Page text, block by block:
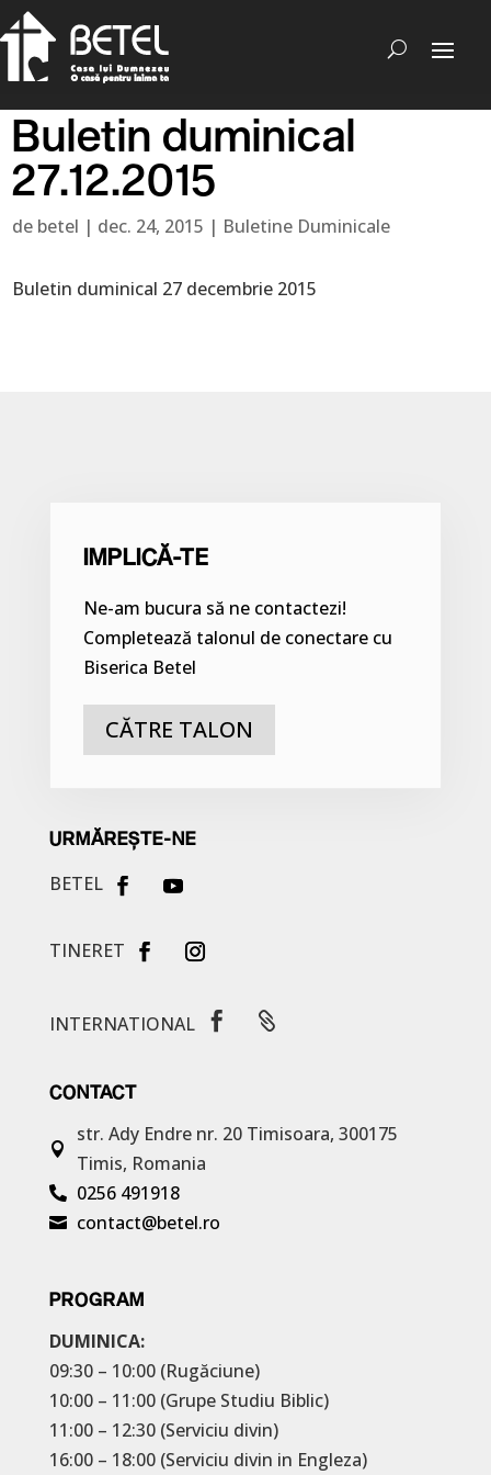
Buletin duminical
27.12.2015
de betel | dec. 24, 2015 | Buletine Duminicale
Buletin duminical 27 decembrie 2015
IMPLICĂ-TE
Ne-am bucura să ne contactezi!
Completează talonul de conectare cu
Biserica Betel
CĂTRE TALON
URMĂREȘTE-NE
BETEL
TINERET
INTERNATIONAL  
CONTACT

str. Ady Endre nr. 20 Timisoara, 300175
Timis, Romania
 0256 491918
 contact@betel.ro
PROGRAM
DUMINICA:
09:30 – 10:00 (Rugăciune)
10:00 – 11:00 (Grupe Studiu Biblic)
11:00 – 12:30 (Serviciu divin)
16:00 – 18:00 (Serviciu divin in Engleza)